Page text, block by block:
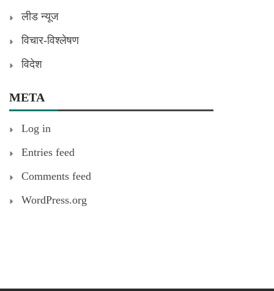
लीड न्यूज
विचार-विश्लेषण
विदेश
META
Log in
Entries feed
Comments feed
WordPress.org